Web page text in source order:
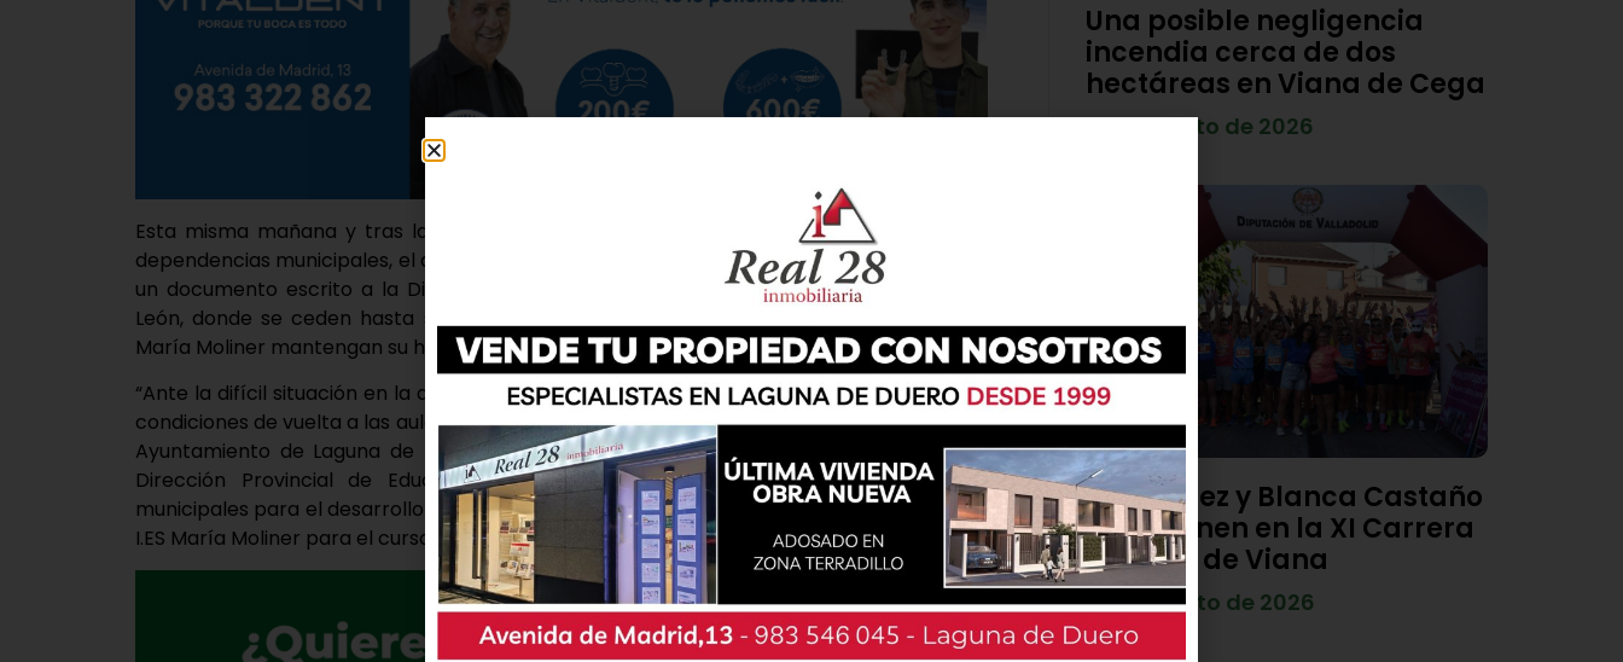
Esta misma mañana y tras la valoración de los diferentes espacios disponibles en las
dependencias municipales, el alcalde de Laguna de Duero, Román Rodríguez, ha remitido
un documento escrito a la Dirección Provincial de Educación de la Junta de Castilla y
León, donde se ceden hasta seis clases para que los alumnos de bachillerato del I.E.S
María Moliner mantengan su horario lectivo de mañana.
“Ante la difícil situación en la que nos encontramos por el COVID19, preocupados por las
condiciones de vuelta a las aulas de los escolares de bachillerato del I.E.S María Moliner, el
Ayuntamiento de Laguna de Duero quiere brindar su apoyo y aunar esfuerzos con la
Dirección Provincial de Educación, poniendo a su disposición varias instalaciones
municipales para el desarrollo de la actividad docente de los alumnos de bachillerato del
I.ES María Moliner para el curso 2020-2021” aclaran en el expositivo.
Una posible negligencia
incendia cerca de dos
hectáreas en Viana de Cega
7 de agosto de 2026
Diego Díez y Blanca Castaño
se imponen en la XI Carrera
Popular de Viana
4 de agosto de 2026